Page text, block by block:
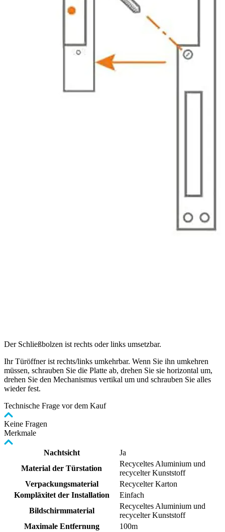
Der Schließbolzen ist rechts oder links umsetzbar.
Ihr Türöffner ist rechts/links umkehrbar. Wenn Sie ihn umkehren
müssen, schrauben Sie die Platte ab, drehen Sie sie horizontal um,
drehen Sie den Mechanismus vertikal um und schrauben Sie alles
wieder fest.
Technische Frage vor dem Kauf
Keine Fragen
Merkmale
Nachtsicht
Ja
Material der Türstation
Recyceltes Aluminium und
recycelter Kunststoff
Verpackungsmaterial
Recycelter Karton
Kompläxitet der Installation
Einfach
Bildschirmmaterial
Recyceltes Aluminium und
recycelter Kunststoff
Maximale Entfernung
100m